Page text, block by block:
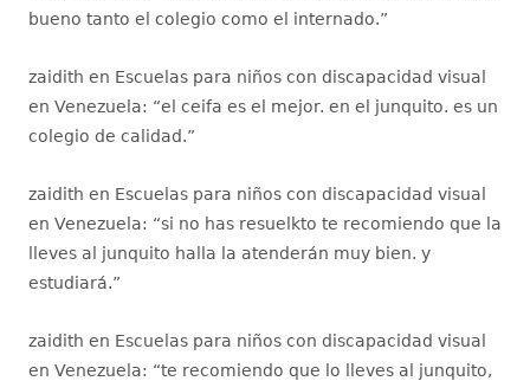
bueno tanto el colegio como el internado.”
zaidith en Escuelas para niños con discapacidad visual
en Venezuela: “el ceifa es el mejor. en el junquito. es un
colegio de calidad.”
zaidith en Escuelas para niños con discapacidad visual
en Venezuela: “si no has resuelkto te recomiendo que la
lleves al junquito halla la atenderán muy bien. y
estudiará.”
zaidith en Escuelas para niños con discapacidad visual
en Venezuela: “te recomiendo que lo lleves al junquito,